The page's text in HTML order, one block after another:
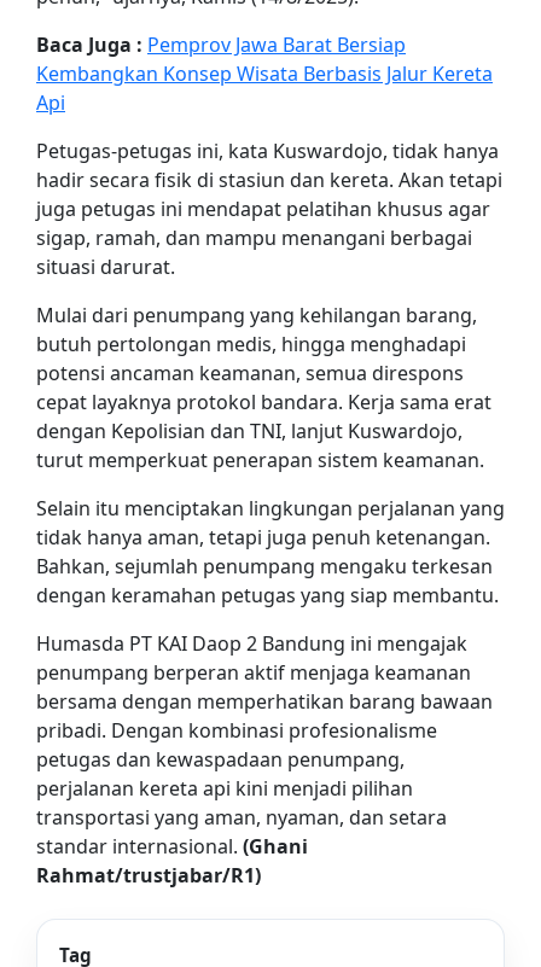
Baca Juga : Pemprov Jawa Barat Bersiap
Kembangkan Konsep Wisata Berbasis Jalur Kereta
Api
Petugas-petugas ini, kata Kuswardojo, tidak hanya
hadir secara fisik di stasiun dan kereta. Akan tetapi
juga petugas ini mendapat pelatihan khusus agar
sigap, ramah, dan mampu menangani berbagai
situasi darurat.
Mulai dari penumpang yang kehilangan barang,
butuh pertolongan medis, hingga menghadapi
potensi ancaman keamanan, semua direspons
cepat layaknya protokol bandara. Kerja sama erat
dengan Kepolisian dan TNI, lanjut Kuswardojo,
turut memperkuat penerapan sistem keamanan.
Selain itu menciptakan lingkungan perjalanan yang
tidak hanya aman, tetapi juga penuh ketenangan.
Bahkan, sejumlah penumpang mengaku terkesan
dengan keramahan petugas yang siap membantu.
Humasda PT KAI Daop 2 Bandung ini mengajak
penumpang berperan aktif menjaga keamanan
bersama dengan memperhatikan barang bawaan
pribadi. Dengan kombinasi profesionalisme
petugas dan kewaspadaan penumpang,
perjalanan kereta api kini menjadi pilihan
transportasi yang aman, nyaman, dan setara
standar internasional. (Ghani
Rahmat/trustjabar/R1)
Tag